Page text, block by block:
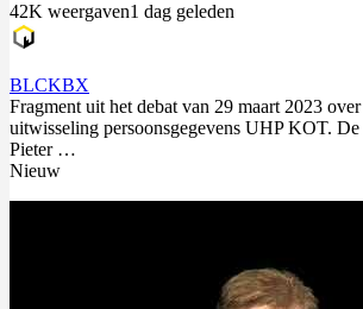
42K weergaven1 dag geleden
BLCKBX
Fragment uit het debat van 29 maart 2023
uitwisseling persoonsgegevens UHP KOT.
Pieter …
Nieuw